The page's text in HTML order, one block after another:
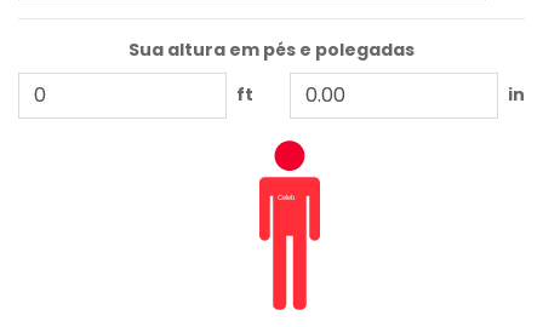
Sua altura em pés e polegadas
ft
in